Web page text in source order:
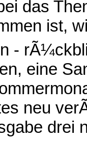
das
ist,
-
eine
neu
drei